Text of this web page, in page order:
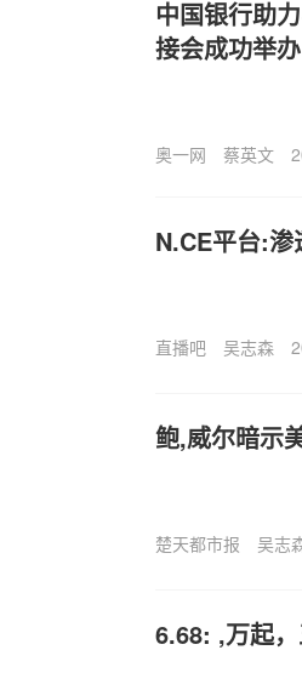
中国银行助
接会成功举办
奥一网 蔡英文
N.CE平台:
直播吧 吴志森
鲍,威尔暗示
楚天都市报 吴志
6.68: ,万起